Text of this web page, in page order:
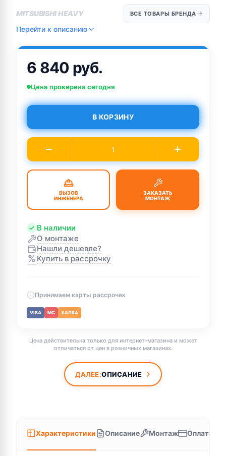
MITSUBISHI HEAVY ВСЕ ТОВАРЫ БРЕНДА
Перейти к описанию
6 840 руб.
Цена проверена сегодня
В КОРЗИНУ
ВЫЗОВ
ИНЖЕНЕРА
ЗАКАЗАТЬ
МОНТАЖ
В наличии
О монтаже
Нашли дешевле?
% Купить в рассрочку
Принимаем карты рассрочек
VISA MC ХАЛВА
Цена действительна только для интернет-магазина и может
отличаться от цен в розничных магазинах.
ДАЛЕЕ:ОПИСАНИЕ
Характеристики Описание Монтаж Оплата